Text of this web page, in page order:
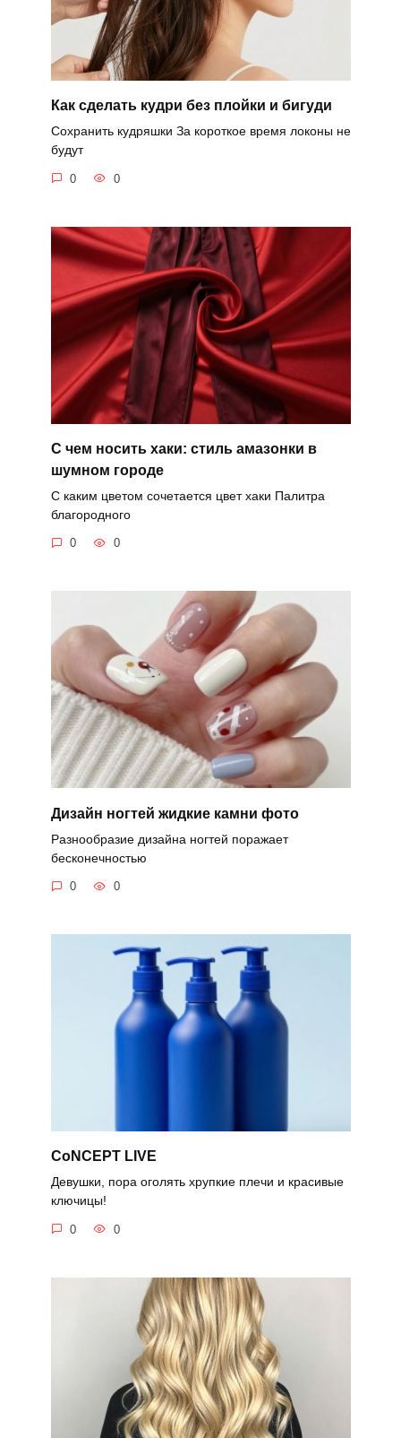
Как сделать кудри без плойки и бигуди
Сохранить кудряшки За короткое время локоны не
будут
0 0
С чем носить хаки: стиль амазонки в
шумном городе
С каким цветом сочетается цвет хаки Палитра
благородного
0 0
Дизайн ногтей жидкие камни фото
Разнообразие дизайна ногтей поражает
бесконечностью
0 0
CoNCEPT LIVE
Девушки, пора оголять хрупкие плечи и красивые
ключицы!
0 0